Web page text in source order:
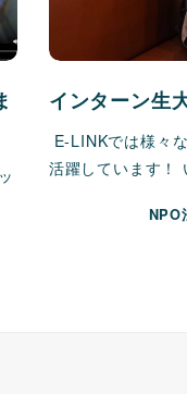
インターン生
E-LINKでは様々
活躍しています
NPO